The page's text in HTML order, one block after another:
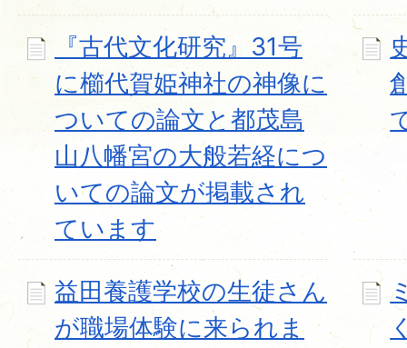
『古代文化研究』31号
に櫛代賀姫神社の神像に
ついての論文と都茂島
山八幡宮の大般若経につ
いての論文が掲載され
ています
益田養護学校の生徒さん
が職場体験に来られま